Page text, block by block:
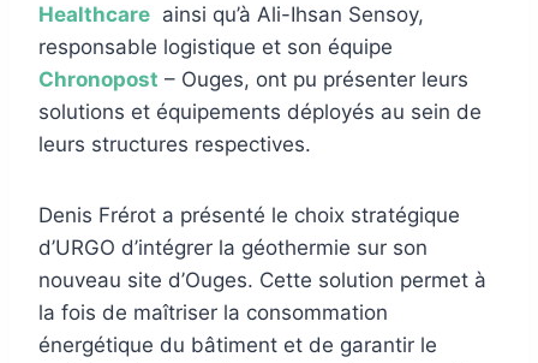
Healthcare ainsi qu’à Ali-Ihsan Sensoy,
responsable logistique et son équipe
Chronopost – Ouges, ont pu présenter leurs
solutions et équipements déployés au sein de
leurs structures respectives.
Denis Frérot a présenté le choix stratégique
d’URGO d’intégrer la géothermie sur son
nouveau site d’Ouges. Cette solution permet à
la fois de maîtriser la consommation
énergétique du bâtiment et de garantir le